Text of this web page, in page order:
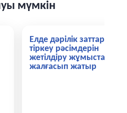
мүмкін
Елде дәрілік заттарды
тіркеу рәсімдерін
жетілдіру жұмыстары
жалғасып жатыр